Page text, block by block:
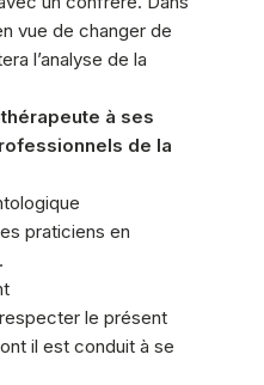
vue de changer de
l’analyse de la
à ses
de la
praticiens en
le présent
il est conduit à se